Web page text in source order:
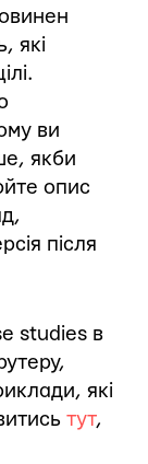
які
ви
якби
опис
після
studies в
які
тут,